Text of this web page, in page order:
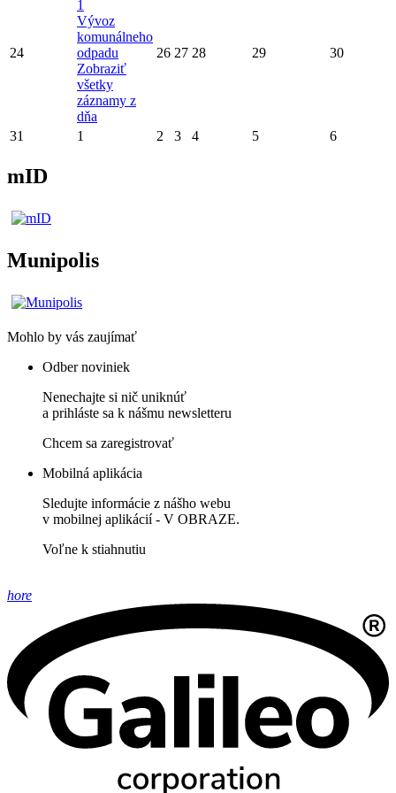
24
1
Vývoz
komunálneho
odpadu
Zobraziť
všetky
záznamy z
dňa
26 27 28 29 30
31 1 2 3 4 5 6
mID
Munipolis
Mohlo by vás zaujímať
Odber noviniek
Nenechajte si nič uniknúť
a prihláste sa k nášmu newsletteru
Chcem sa zaregistrovať
Mobilná aplikácia
Sledujte informácie z nášho webu
v mobilnej aplikácií - V OBRAZE.
Voľne k stiahnutiu
hore